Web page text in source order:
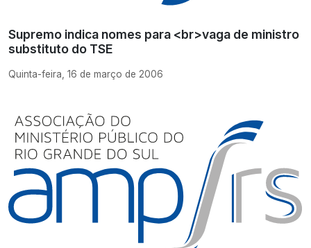
Supremo indica nomes para <br>vaga de ministro
substituto do TSE
Quinta-feira, 16 de março de 2006